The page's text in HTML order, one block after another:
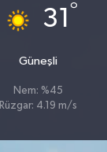
31 °
Güneşli
Nem: %45
Rüzgar: 4.19 m/s